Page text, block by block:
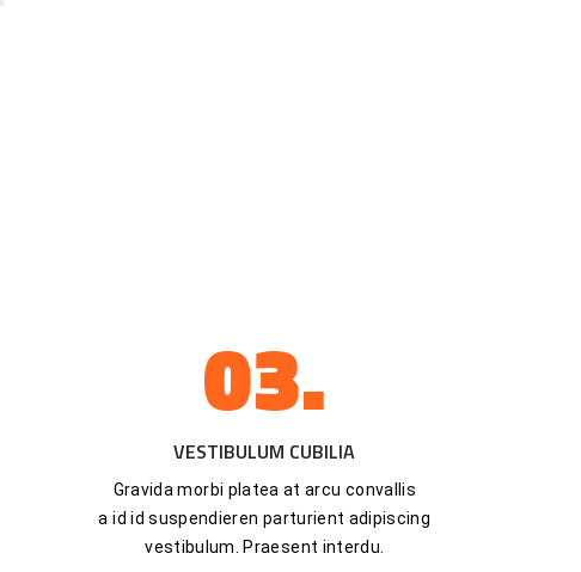
03.
VESTIBULUM CUBILIA
Gravida morbi platea at arcu convallis
a id id suspendieren parturient adipiscing
vestibulum. Praesent interdu.